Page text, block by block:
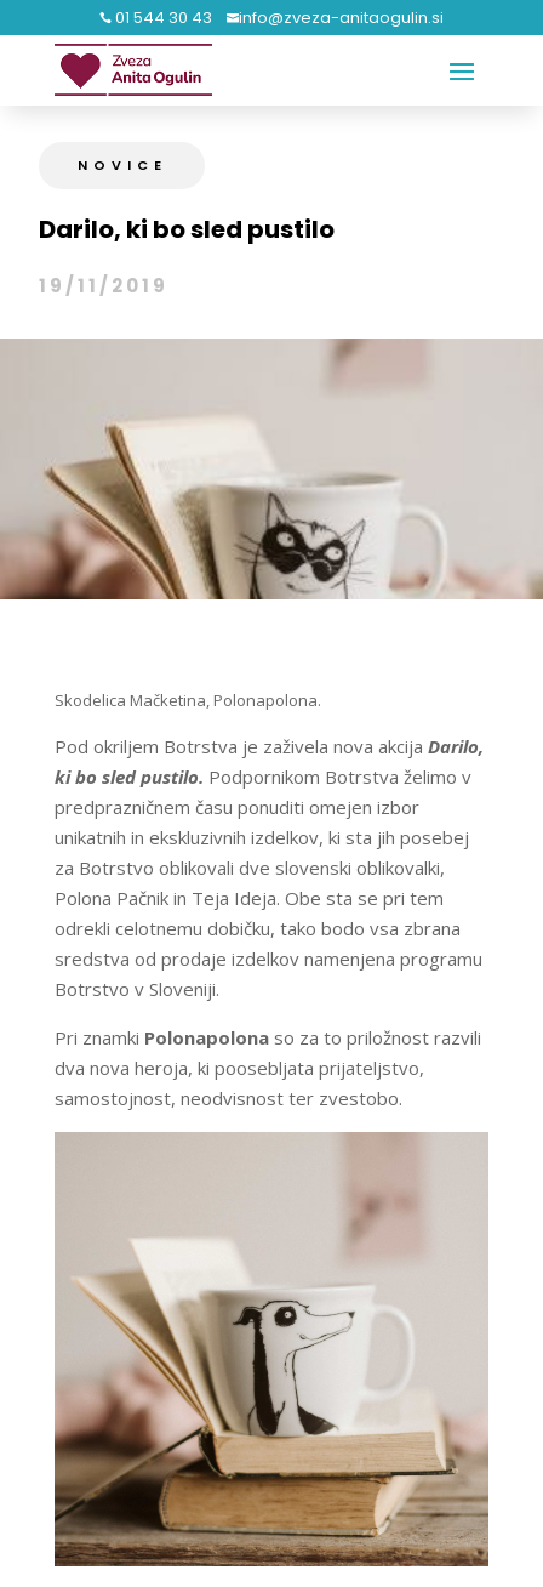
 01 544 30 43 info@zveza-anitaogulin.si
NOVICE
Darilo, ki bo sled pustilo
19/11/2019
Skodelica Mačketina, Polonapolona.
Pod okriljem Botrstva je zaživela nova akcija Darilo,
ki bo sled pustilo. Podpornikom Botrstva želimo v
predprazničnem času ponuditi omejen izbor
unikatnih in ekskluzivnih izdelkov, ki sta jih posebej
za Botrstvo oblikovali dve slovenski oblikovalki,
Polona Pačnik in Teja Ideja. Obe sta se pri tem
odrekli celotnemu dobičku, tako bodo vsa zbrana
sredstva od prodaje izdelkov namenjena programu
Botrstvo v Sloveniji.
Pri znamki Polonapolonaso za to priložnost razvili
dva nova heroja, ki poosebljata prijateljstvo,
samostojnost, neodvisnost ter zvestobo.